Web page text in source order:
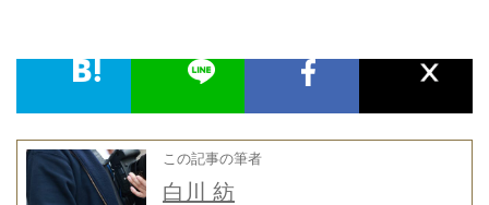
この記事の筆者
白川 紡